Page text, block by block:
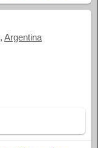
, Argentina